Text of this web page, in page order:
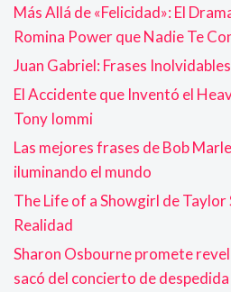
Más Allá de «Felicidad»: El
Romina Power que Nadie Te
Juan Gabriel: Frases
El Accidente que Inventó el
Tony Iommi
Las mejores frases de Bob
iluminando el mundo
The Life of a Showgirl de
Realidad
Sharon Osbourne promete
sacó del concierto de